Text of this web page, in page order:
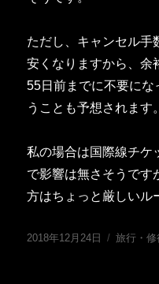
ただし、キャンセル手
安くなりますから、余
55日前までに不要に
うことも予想されます。
私の場合は国際線チケ
で影響は無さそうです
方はちょっと厳しいル
投
2018年12月24日
カ
旅行・修